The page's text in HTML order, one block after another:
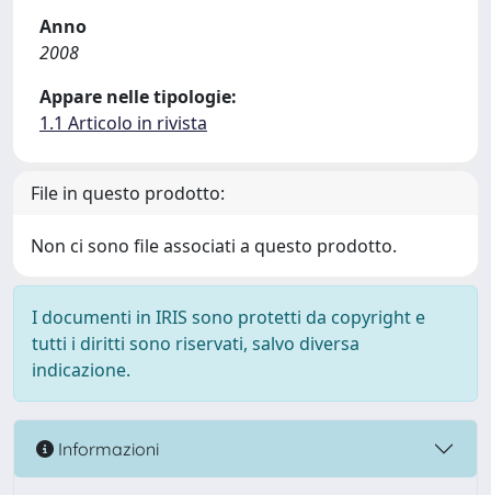
Anno
2008
Appare nelle tipologie:
1.1 Articolo in rivista
File in questo prodotto:
Non ci sono file associati a questo prodotto.
I documenti in IRIS sono protetti da copyright e
tutti i diritti sono riservati, salvo diversa
indicazione.
Informazioni